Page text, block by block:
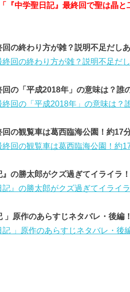
『中学聖日記』最終回で聖は晶と
回の終わり方が雑？説明不足だし
終回の終わり方が雑？説明不足だ
回の「平成2018年」の意味は？誰
終回の「平成2018年」の意味は？
回の観覧車は葛西臨海公園！約17
終回の観覧車は葛西臨海公園！約
』の勝太郎がクズ過ぎてイライラ
記』の勝太郎がクズ過ぎてイライ
」原作のあらすじネタバレ・後編
記 」原作のあらすじネタバレ・